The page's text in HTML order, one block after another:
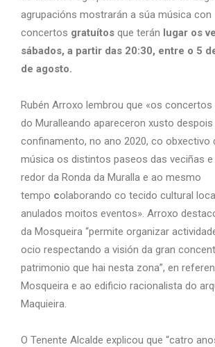
agrupacións mostrarán a súa música con
concertos gratuítos que terán lugar os
sábados, a partir das 20:30, entre o 5
de agosto.
Rubén Arroxo lembrou que «os concertos
do Muralleando apareceron xusto despois
confinamento, no ano 2020, co obxectivo
música os distintos paseos das veciñas
redor da Ronda da Muralla e ao mesmo
tempo colaborando co tecido cultural
anulados moitos eventos». Arroxo
da Mosqueira “permite organizar
ocio respectando a visión da gran
patrimonio que hai nesta zona”, en
Mosqueira e ao edificio racionalista do
Maquieira.
O Tenente Alcalde explicou que “catro